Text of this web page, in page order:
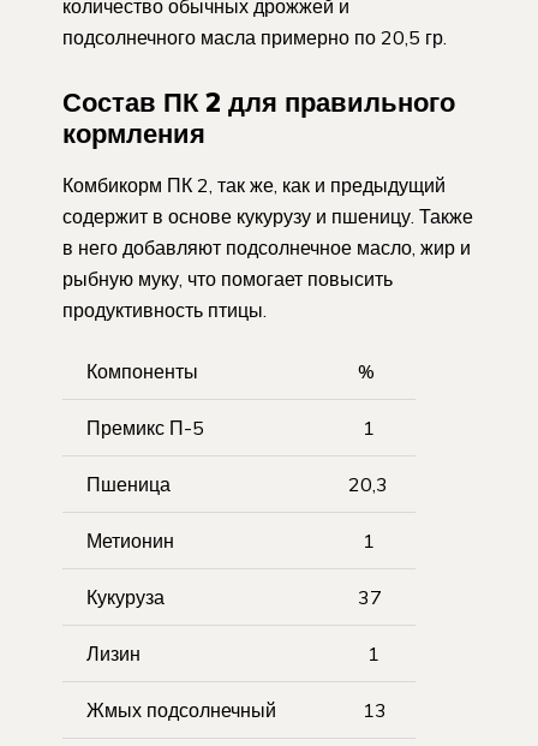
количество обычных дрожжей и
подсолнечного масла примерно по 20,5 гр.
Состав ПК 2 для правильного
кормления
Комбикорм ПК 2, так же, как и предыдущий
содержит в основе кукурузу и пшеницу. Также
в него добавляют подсолнечное масло, жир и
рыбную муку, что помогает повысить
продуктивность птицы.
Компоненты %
Премикс П-5 1
Пшеница 20,3
Метионин 1
Кукуруза 37
Лизин 1
Жмых подсолнечный 13